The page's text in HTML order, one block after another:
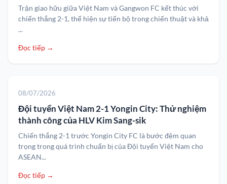
Trận giao hữu giữa Việt Nam và Gangwon FC kết thúc với
chiến thắng 2-1, thể hiện sự tiến bộ trong chiến thuật và khả
...
Đọc tiếp →
08/07/2026
Đội tuyển Việt Nam 2-1 Yongin City: Thử nghiệm
thành công của HLV Kim Sang-sik
Chiến thắng 2-1 trước Yongin City FC là bước đệm quan
trọng trong quá trình chuẩn bị của Đội tuyển Việt Nam cho
ASEAN...
Đọc tiếp →